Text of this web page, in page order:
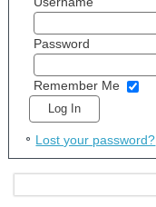
Password
Remember Me
Lost your password?